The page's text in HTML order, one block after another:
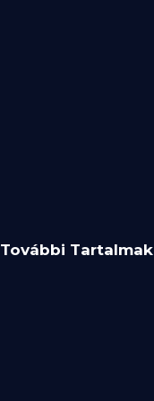
További Tartalmak